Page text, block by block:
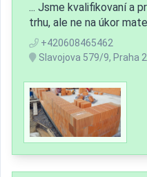
... Jsme kvalifikovaní a
trhu, ale ne na úkor
+420608465462
Slavojova 579/9, Praha